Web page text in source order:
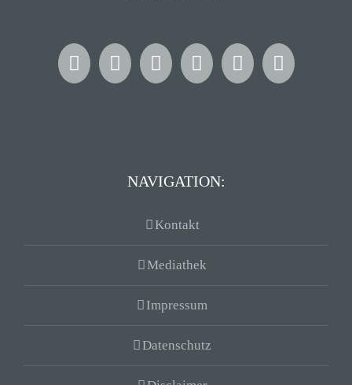
NAVIGATION:
Kontakt
Mediathek
Impressum
Datenschutz